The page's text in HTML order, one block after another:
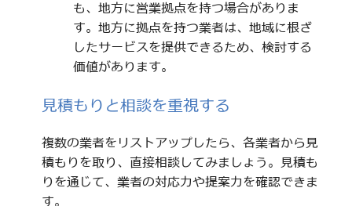
も、地方に営業拠点を持つ場合がありま
す。地方に拠点を持つ業者は、地域に根ざ
したサービスを提供できるため、検討する
価値があります。
見積もりと相談を重視する
複数の業者をリストアップしたら、各業者から見
積もりを取り、直接相談してみましょう。見積も
りを通じて、業者の対応力や提案力を確認できま
す。